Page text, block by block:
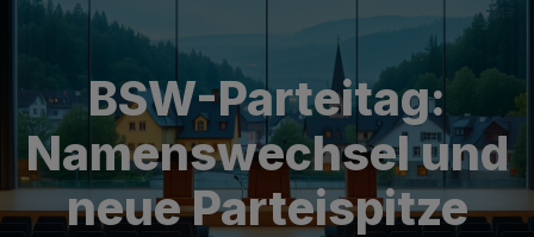
BSW-Parteitag:
Namenswechsel und
neue Parteispitze